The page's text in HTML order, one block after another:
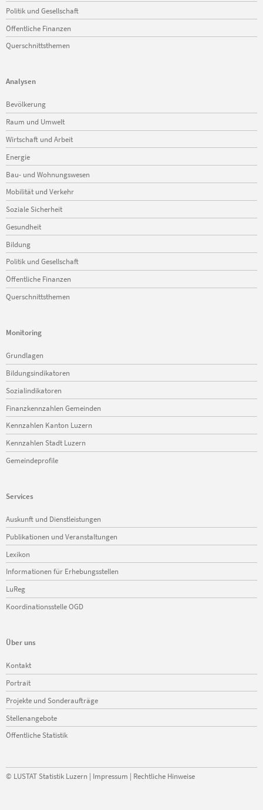
Politik und Gesellschaft
Öffentliche Finanzen
Querschnittsthemen
Analysen
Navigation
überspringen
Bevölkerung
Raum und Umwelt
Wirtschaft und Arbeit
Energie
Bau- und Wohnungswesen
Mobilität und Verkehr
Soziale Sicherheit
Gesundheit
Bildung
Politik und Gesellschaft
Öffentliche Finanzen
Querschnittsthemen
Monitoring
Navigation
überspringen
Grundlagen
Bildungsindikatoren
Sozialindikatoren
Finanzkennzahlen Gemeinden
Kennzahlen Kanton Luzern
Kennzahlen Stadt Luzern
Gemeindeprofile
Services
Navigation
überspringen
Auskunft und Dienstleistungen
Publikationen und Veranstaltungen
Lexikon
Informationen für Erhebungsstellen
LuReg
Koordinationsstelle OGD
Über uns
Navigation
überspringen
Kontakt
Portrait
Projekte und Sonderaufträge
Stellenangebote
Öffentliche Statistik
© LUSTAT Statistik Luzern | Impressum | Rechtliche Hinweise